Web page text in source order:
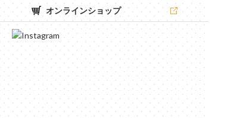
オンラインショップ